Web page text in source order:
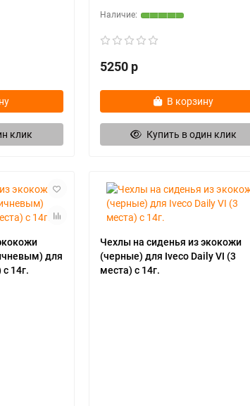
клик
5250 р
В корзину
Купить в один клик
для
14г.
Чехлы на сиденья из экокожи
(черные) для Iveco Daily VI (3
места) с 14г.